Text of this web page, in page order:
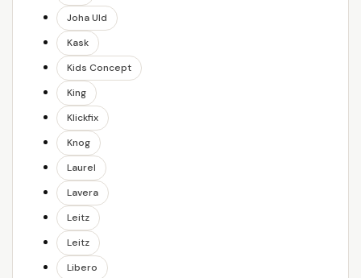
Joha Uld
Kask
Kids Concept
King
Klickfix
Knog
Laurel
Lavera
Leitz
Leitz
Libero